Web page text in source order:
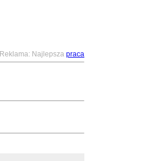
Reklama: Najlepsza praca